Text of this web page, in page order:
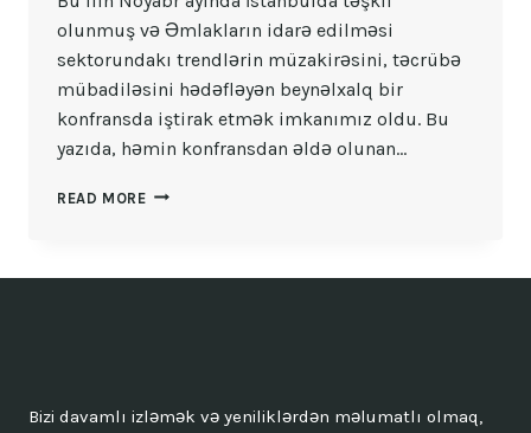
olunmuş və Əmlakların idarə edilməsi
sektorundakı trendlərin müzakirəsini, təcrübə
mübadiləsini hədəfləyən beynəlxalq bir
konfransda iştirak etmək imkanımız oldu. Bu
yazıda, həmin konfransdan əldə olunan…
READ MORE TƏSISAT
Bizi davamlı izləmək və yeniliklərdən məlumatlı olmaq,